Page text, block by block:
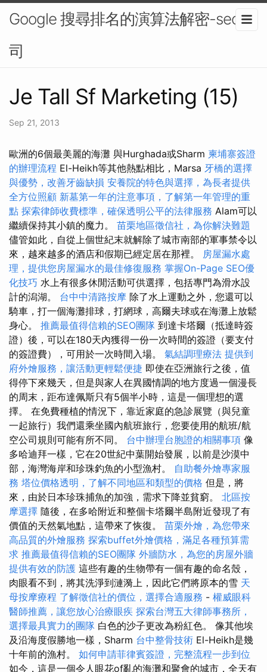
Google 搜尋排名的演算法解密-seo公
司
Je Tall Sf Marketing (15)
Sep 21, 2013
歐洲的6個最美麗的海灘 與Hurghada或Sharm 柬埔寨簽證
的辦理流程 El-Heikh等其他熱點相比，Marsa 牙橋的選擇
與優勢，改善牙齒缺損 安養院的特色與選擇，為長者提供
全方位照顧 新墓第一年的注意事項，了解第一年管理的重
點 探索律師收費標準，確保透明公平的法律服務 Alam可以
繼續保持其小鎮的魔力。 苗栗地區徵信社，為你解決難題
儘管如此，自從上個世紀末就解除了城市南部的軍事禁令以
來，越來越多的酒店和假期已經定居在那裡。 房屋漏水處
理，提供您房屋漏水的最佳修復服務 掌握On-Page SEO優
化技巧 水上有很多休閒活動可供選擇，包括專門為滑水設
計的潟湖。 台中中清路按摩 除了水上運動之外，您還可以
騎車，打一個海灘排球，打網球，高爾夫球或在海灘上放鬆
身心。 推薦最值得信賴的SEO團隊 到達卡塔爾（抵達時簽
證）後，可以在180天內獲得一份一次時間的簽證（要支付
的簽證費），可用於一次時間入場。 氣結調理療法 提供到
府外燴服務，讓活動更輕鬆便捷 即使在亞洲旅行之後，值
得停下來幾天，但是與家人在異國情調的地方度過一個漫長
的周末，距布達佩斯只有5個半小時，這是一個理想的選
擇。 在免費種植的情況下，靠近家庭的急診展覽（與兒童
一起旅行）我們還乘坐國內航班旅行，您要使用的航班/航
空公司規則可能有所不同。 台中辦理台胞證的相關事項 像
多哈迪拜一樣，它在20世紀中葉開始發展，以前是沙漠中
部，海灣海岸和珍珠釣魚的小型漁村。 自助餐外燴專家服
務 塔位價格透明，了解不同地區和類型的價格 但是，將
來，由於日本珍珠捕魚的加強，需求下降並貧窮。 北區按
摩選擇 隨後，在多哈附近和整個卡塔爾半島附近發現了有
價值的天然氣地點，這帶來了恢復。 苗栗外燴，為您帶來
高品質的外燴服務 探索buffet外燴價格，滿足各種預算需
求 推薦最值得信賴的SEO團隊 外牆防水，為您的房屋外牆
提供有效的防護 這些有趣的生物帶有一個有趣的命名殼，
肉眼看不到，將其洗淨到漣漪上，因此它們將原本的雪 天
母按摩療程 了解徵信社的價位，選擇合適服務 - 權威眼科
醫師推薦，讓您放心治療眼疾 探索台灣五大律師事務所，
選擇最具實力的團隊 白色的沙子更改為粉紅色。 像其他埃
及沿海度假勝地一樣，Sharm 台中整骨技術 El-Heikh是幾
十年前的漁村。 如何申請菲律賓簽證，完整流程一步到位
如今，這是一個令人眼花of亂的海灘和聚會的城市，全天有